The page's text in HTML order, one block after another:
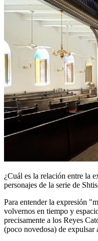
¿Cuál es la relación entre la
personajes de la serie de
Para entender la expresión
volvernos en tiempo y
precisamente a los Reyes
(poco novedosa) de